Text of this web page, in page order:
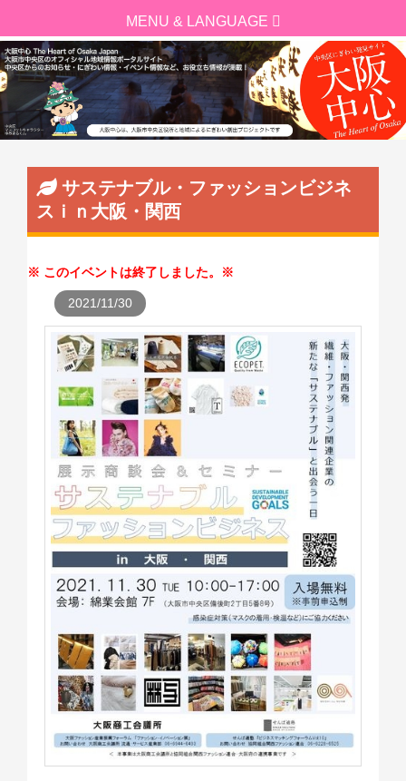
サステナブル・ファッションビジネ
スｉｎ大阪・関西
このイベントは終了しました。
2021/11/30